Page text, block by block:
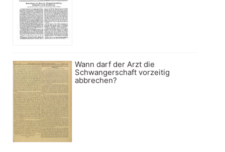
Wann darf der Arzt die
Schwangerschaft vorzeitig
abbrechen?